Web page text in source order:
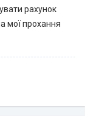
рахунок
мої прохання